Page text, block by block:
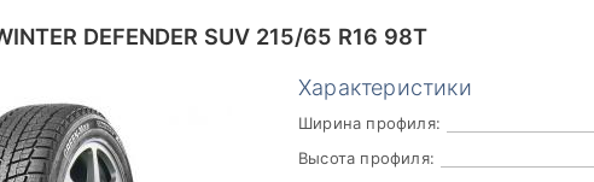
DEFENDER SUV 215/65 R16 98T
Характеристики
Ширина профиля:
Высота профиля: